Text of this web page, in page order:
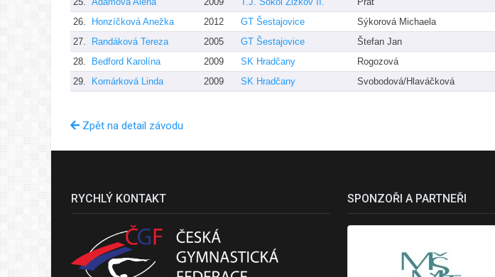
26.
Honzíčková Anežka 2012 GT Šestajovice Sýkorová Michaela
27.
Randáková Tereza 2005 GT Šestajovice Štefan Jan
28.
Bedford Karolína 2009 SK Hradčany Rogozová
29.
Komárková Linda 2009 SK Hradčany Svobodová/Hlaváčková
Zpět na detail závodu
RYCHLÝ KONTAKT SPONZOŘI A PARTNEŘI